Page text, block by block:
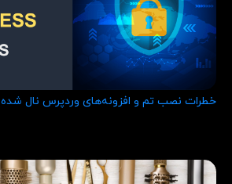
خطرات نصب تم و افزونه‌های وردپرس نال شده